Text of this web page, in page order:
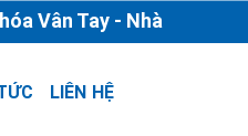
Tay - Nhà Phân Phối
LIÊN HỆ